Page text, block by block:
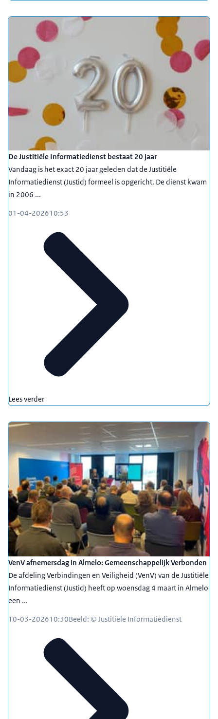
De Justitiële Informatiedienst bestaat 20 jaar
Vandaag is het exact 20 jaar geleden dat de Justitiële
Informatiedienst (Justid) formeel is opgericht. De dienst kwam
in 2006 ...
01-04-202610:53
Lees verder
VenV afnemersdag in Almelo: Gemeenschappelijk Verbonden
De afdeling Verbindingen en Veiligheid (VenV) van de Justitiële
Informatiedienst (Justid) heeft op woensdag 4 maart in Almelo
een ...
10-03-202610:30Beeld: © Justitiële Informatiedienst